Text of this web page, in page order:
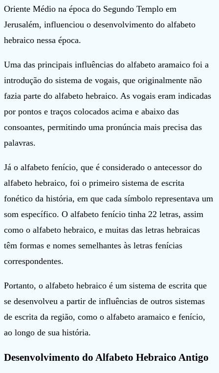
Oriente Médio na época do Segundo Templo em
Jerusalém, influenciou o desenvolvimento do alfabeto
hebraico nessa época.
Uma das principais influências do alfabeto aramaico foi a
introdução do sistema de vogais, que originalmente não
fazia parte do alfabeto hebraico. As vogais eram indicadas
por pontos e traços colocados acima e abaixo das
consoantes, permitindo uma pronúncia mais precisa das
palavras.
Já o alfabeto fenício, que é considerado o antecessor do
alfabeto hebraico, foi o primeiro sistema de escrita
fonético da história, em que cada símbolo representava um
som específico. O alfabeto fenício tinha 22 letras, assim
como o alfabeto hebraico, e muitas das letras hebraicas
têm formas e nomes semelhantes às letras fenícias
correspondentes.
Portanto, o alfabeto hebraico é um sistema de escrita que
se desenvolveu a partir de influências de outros sistemas
de escrita da região, como o alfabeto aramaico e fenício,
ao longo de sua história.
Desenvolvimento do Alfabeto Hebraico Antigo